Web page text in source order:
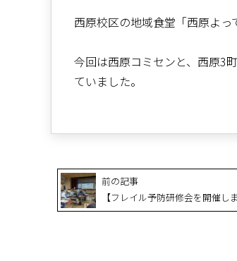
西原校区の地域食堂「西原よっ
今回は西原コミセンと、西原3
ていました。
前の記事
【フレイル予防研修会を開催し